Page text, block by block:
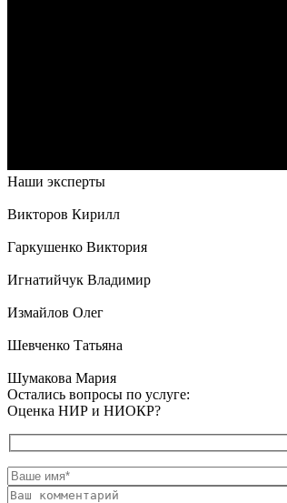
Наши эксперты
Викторов Кирилл
Гаркушенко Виктория
Игнатийчук Владимир
Измайлов Олег
Шевченко Татьяна
Шумакова Мария
Остались вопросы по услуге:
Оценка НИР и НИОКР?